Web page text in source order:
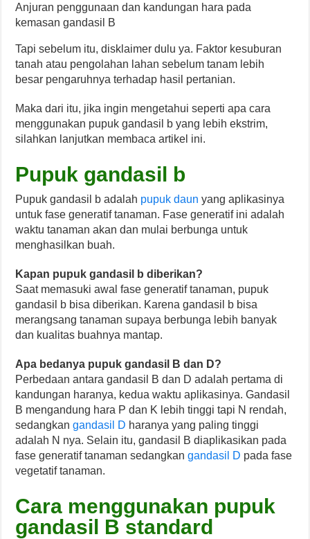
Anjuran penggunaan dan kandungan hara pada
kemasan gandasil B
Tapi sebelum itu, disklaimer dulu ya. Faktor kesuburan
tanah atau pengolahan lahan sebelum tanam lebih
besar pengaruhnya terhadap hasil pertanian.
Maka dari itu, jika ingin mengetahui seperti apa cara
menggunakan pupuk gandasil b yang lebih ekstrim,
silahkan lanjutkan membaca artikel ini.
Pupuk gandasil b
Pupuk gandasil b adalah pupuk daun yang aplikasinya
untuk fase generatif tanaman. Fase generatif ini adalah
waktu tanaman akan dan mulai berbunga untuk
menghasilkan buah.
Kapan pupuk gandasil b diberikan?
Saat memasuki awal fase generatif tanaman, pupuk
gandasil b bisa diberikan. Karena gandasil b bisa
merangsang tanaman supaya berbunga lebih banyak
dan kualitas buahnya mantap.
Apa bedanya pupuk gandasil B dan D?
Perbedaan antara gandasil B dan D adalah pertama di
kandungan haranya, kedua waktu aplikasinya. Gandasil
B mengandung hara P dan K lebih tinggi tapi N rendah,
sedangkangandasil D haranya yang paling tinggi
adalah N nya. Selain itu, gandasil B diaplikasikan pada
fase generatif tanaman sedangkangandasil D pada fase
vegetatif tanaman.
Cara menggunakan pupuk
gandasil B standard